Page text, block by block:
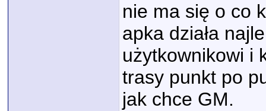
nie ma się o co
apka działa
użytkownikowi i
trasy punkt po
jak chce GM.